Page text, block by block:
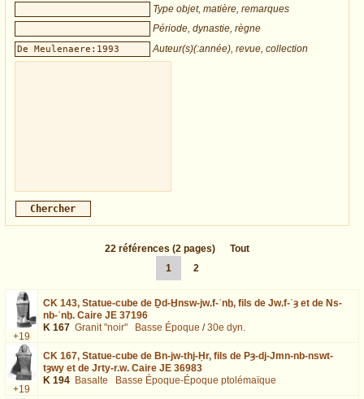
Type objet, matière, remarques
Période, dynastie, règne
Auteur(s)(:année), revue, collection
22 références (2 pages)
Tout
1
2
+19
CK 143, Statue-cube de Ḏd-Ḫnsw-jw.f-ʿnḫ, fils de Jw.f-ʿȝ et de Ns-
nb-ʿnḫ. Caire JE 37196
K 167 Granit "noir" Basse Époque /30e dyn.
+19
CK 167, Statue-cube de Bn-jw-thj-Ḥr, fils de Pȝ-dj-Jmn-nb-nswt-
tȝwy et de Jrty-r.w. Caire JE 36983
K 194 Basalte Basse Époque-Époque ptolémaïque